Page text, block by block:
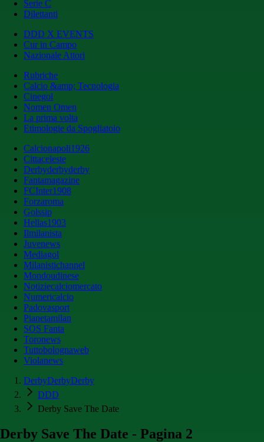
Serie C
Dilettanti
DDD X EVENTS
Cur in Campo
Nazionale Attori
Rubriche
Calcio &amp; Tecnologia
Cinegol
Nomen Omen
La prima volta
Etimologie da Spogliatoio
Calcionapoli1926
Cittaceleste
Derbyderbyderby
Fantamagazine
FCInter1908
Forzaroma
Golssip
Hellas1903
Ilmilanista
Juvenews
Mediagol
Milanistichannel
Mondoudinese
Notiziecalciomercato
Numericalcio
Padovasport
Pianetamilan
SOS Fanta
Toronews
Tuttobolognaweb
Violanews
DerbyDerbyDerby
DDD
Derby Save The Date
Derby Save The Date - Pagina 2